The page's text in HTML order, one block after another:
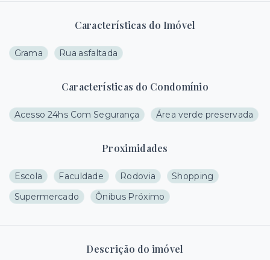
Características do Imóvel
Grama Rua asfaltada
Características do Condomínio
Acesso 24hs Com Segurança Área verde preservada
Proximidades
Escola Faculdade Rodovia
Shopping
Supermercado
Ônibus Próximo
Descrição do imóvel